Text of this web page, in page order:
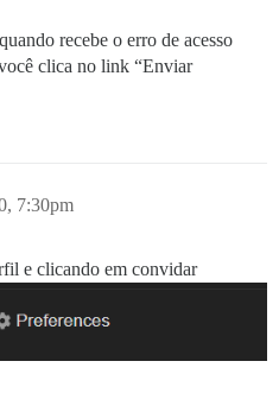
recebe o erro de acesso
clica no link “Enviar
7:30pm
e clicando em convidar